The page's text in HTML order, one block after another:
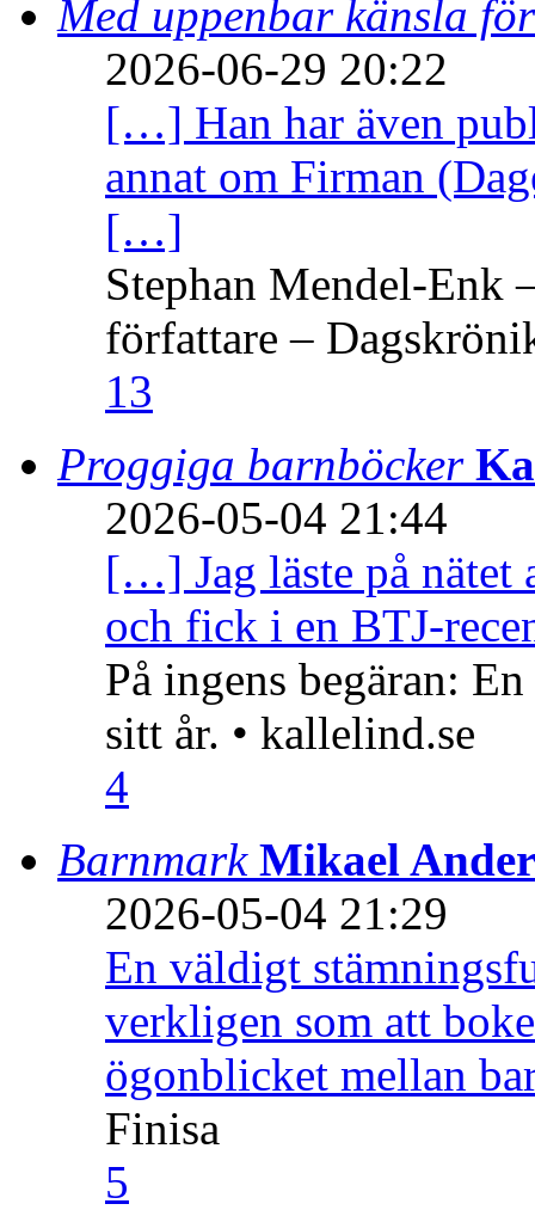
Med uppenbar känsla
2026-06-29 20:22
[…] Han har även
annat om Firman
[…]
Stephan Mendel-Enk
författare –
13
Proggiga barnböcker
2026-05-04 21:44
[…] Jag läste på nätet
och fick i en BTJ-
På ingens begäran:
sitt år. • kallelind.se
4
Barnmark Mikael
2026-05-04 21:29
En väldigt
verkligen som att
ögonblicket mellan
Finisa
5